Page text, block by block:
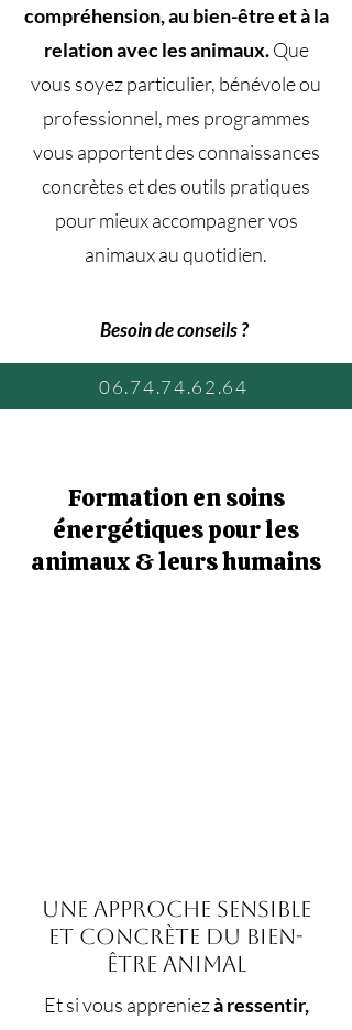
compréhension, au bien-être et à la
relation avec les animaux.Que
vous soyez particulier, bénévole ou
professionnel, mes programmes
vous apportent des connaissances
concrètes et des outils pratiques
pour mieux accompagner vos
animaux au quotidien.
Besoin de conseils ?
06.74.74.62.64
Formation en soins
énergétiques pour les
animaux & leurs humains
Une approche sensible
et concrète du bien-
être animal
Et si vous appreniezà ressentir,